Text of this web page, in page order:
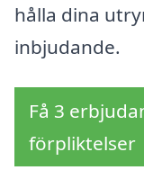
hålla dina
inbjudande.
Få 3
förpliktelser